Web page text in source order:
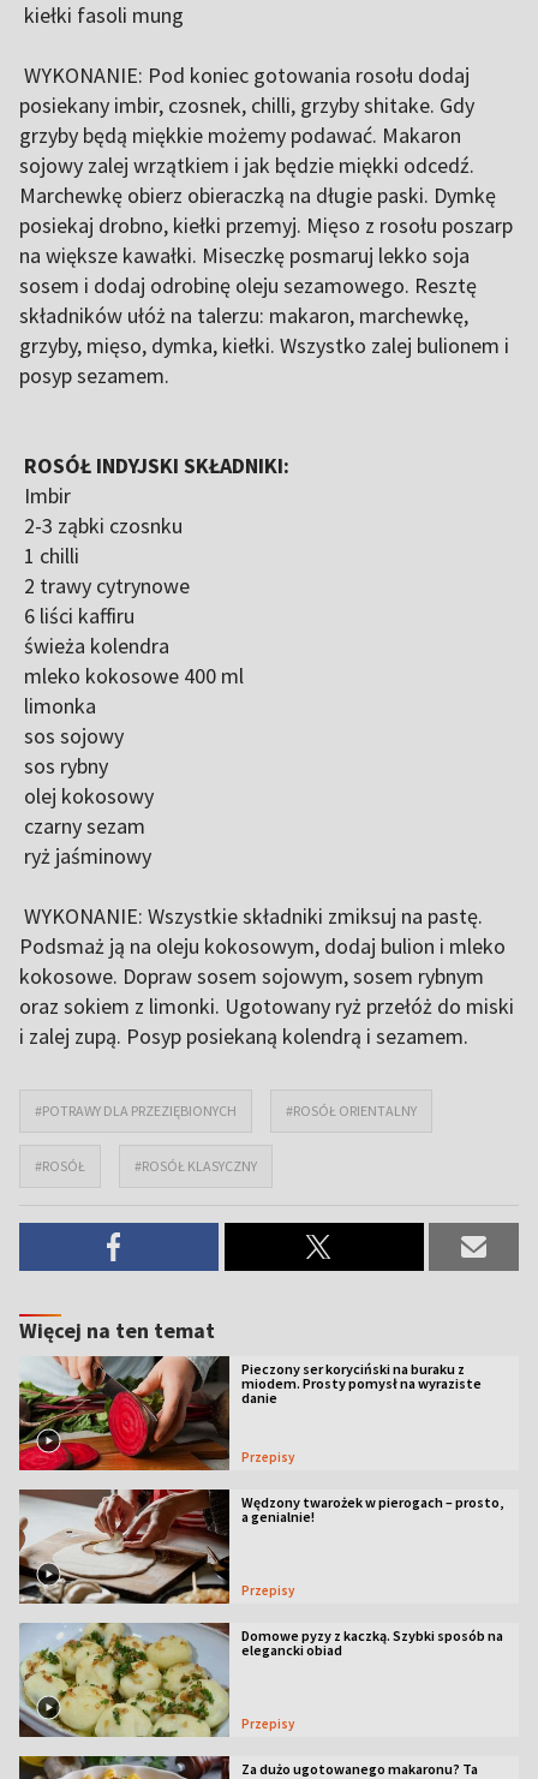
kiełki fasoli mung
WYKONANIE: Pod koniec gotowania rosołu dodaj
posiekany imbir, czosnek, chilli, grzyby shitake. Gdy
grzyby będą miękkie możemy podawać. Makaron
sojowy zalej wrzątkiem i jak będzie miękki odcedź.
Marchewkę obierz obieraczką na długie paski. Dymkę
posiekaj drobno, kiełki przemyj. Mięso z rosołu poszarp
na większe kawałki. Miseczkę posmaruj lekko soja
sosem i dodaj odrobinę oleju sezamowego. Resztę
składników ułóż na talerzu: makaron, marchewkę,
grzyby, mięso, dymka, kiełki. Wszystko zalej bulionem i
posyp sezamem.
ROSÓŁ INDYJSKI SKŁADNIKI:
Imbir
2-3 ząbki czosnku
1 chilli
2 trawy cytrynowe
6 liści kaffiru
świeża kolendra
mleko kokosowe 400 ml
limonka
sos sojowy
sos rybny
olej kokosowy
czarny sezam
ryż jaśminowy
WYKONANIE: Wszystkie składniki zmiksuj na pastę.
Podsmaż ją na oleju kokosowym, dodaj bulion i mleko
kokosowe. Dopraw sosem sojowym, sosem rybnym
oraz sokiem z limonki. Ugotowany ryż przełóż do miski
i zalej zupą. Posyp posiekaną kolendrą i sezamem.
#POTRAWY DLA PRZEZIĘBIONYCH #ROSÓŁ ORIENTALNY
#ROSÓŁ #ROSÓŁ KLASYCZNY
Więcej na ten temat
Pieczony ser koryciński na buraku z
miodem. Prosty pomysł na wyraziste
danie
Przepisy
Wędzony twarożek w pierogach – prosto,
a genialnie!
Przepisy
Domowe pyzy z kaczką. Szybki sposób na
elegancki obiad
Przepisy
Za dużo ugotowanego makaronu? Ta